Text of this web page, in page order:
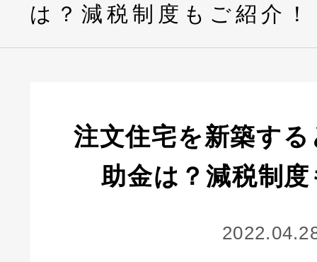
は？減税制度もご紹介！
注文住宅を新築す
助金は？減税制